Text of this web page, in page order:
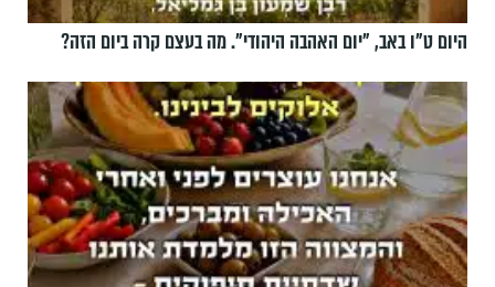
היום ט"ו באב, ”יום האהבה היהודי". מה בעצם קרה ביום הזה?